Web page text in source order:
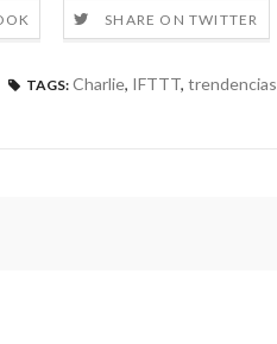
SHARE ON TWITTER
TAGS: Charlie, IFTTT, trendencias